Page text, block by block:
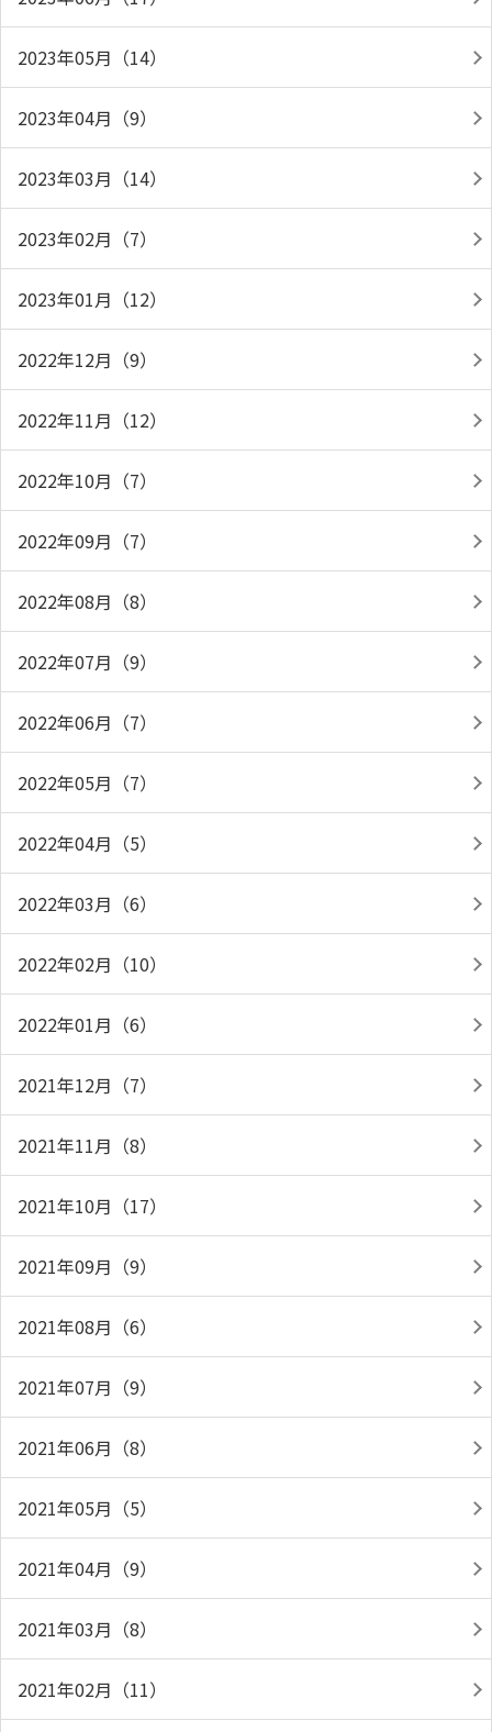
2023年05月（14）
2023年04月（9）
2023年03月（14）
2023年02月（7）
2023年01月（12）
2022年12月（9）
2022年11月（12）
2022年10月（7）
2022年09月（7）
2022年08月（8）
2022年07月（9）
2022年06月（7）
2022年05月（7）
2022年04月（5）
2022年03月（6）
2022年02月（10）
2022年01月（6）
2021年12月（7）
2021年11月（8）
2021年10月（17）
2021年09月（9）
2021年08月（6）
2021年07月（9）
2021年06月（8）
2021年05月（5）
2021年04月（9）
2021年03月（8）
2021年02月（11）